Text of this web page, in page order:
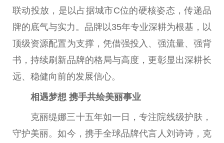
联动投放，是以占据城市C位的硬核姿态，传递品
牌的底气与实力。品牌以35年专业深耕为根基，以
顶级资源配置为支撑，凭借强投入、强流量、强背
书，持续刷新品牌的格局与高度，更彰显出深耕长
远、稳健向前的发展信心。
相遇梦想 携手共绘美丽事业
克丽缇娜三十五年如一日，专注院线级护肤，
守护美丽。如今，携手全球品牌代言人刘诗诗，克